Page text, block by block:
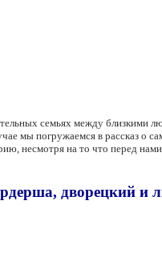
семьях между близкими
мы погружаемся в рассказ
несмотря на то что перед
дворецкий и